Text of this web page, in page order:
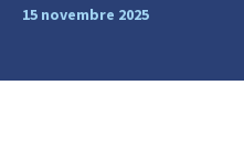
15 novembre 2025